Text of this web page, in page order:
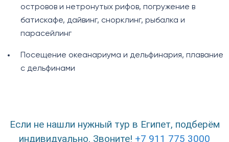
островов и нетронутых рифов, погружение в
батискафе, дайвинг, снорклинг, рыбалка и
парасейлинг
Посещение океанариума и дельфинария, плавание
с дельфинами
Если не нашли нужный тур в Египет, подберём
индивидуально. Звоните! +7 911 775 3000